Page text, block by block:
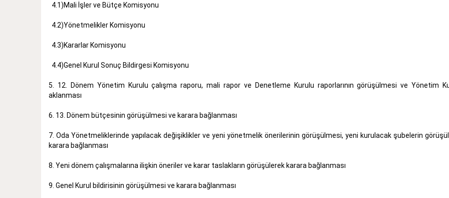
4.1)Mali İşler ve Bütçe Komisyonu
4.2)Yönetmelikler Komisyonu
4.3)Kararlar Komisyonu
4.4)Genel Kurul Sonuç Bildirgesi Komisyonu
5. 12. Dönem Yönetim Kurulu çalışma raporu, mali rapor ve Denetleme Kurulu raporlarının görüşülmesi ve Yönetim
aklanması
6. 13. Dönem bütçesinin görüşülmesi ve karara bağlanması
7. Oda Yönetmeliklerinde yapılacak değişiklikler ve yeni yönetmelik önerilerinin görüşülmesi, yeni kurulacak şubelerin
karara bağlanması
8. Yeni dönem çalışmalarına ilişkin öneriler ve karar taslakların görüşülerek karara bağlanması
9. Genel Kurul bildirisinin görüşülmesi ve karara bağlanması